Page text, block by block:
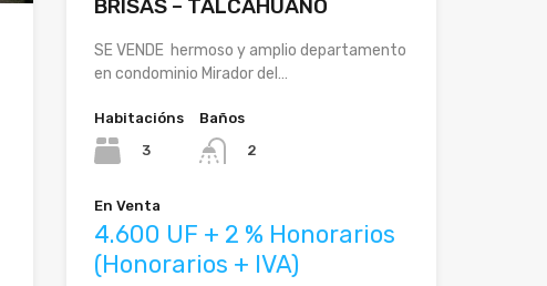
BRISAS – TALCAHUANO
SE VENDE hermoso y amplio departamento
en condominio Mirador del…
Habitacións
3
Baños
2
En Venta
4.600 UF + 2 % Honorarios
(Honorarios + IVA)